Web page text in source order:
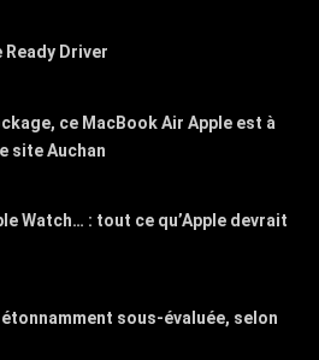
Ready Driver
ce MacBook Air Apple est à
site Auchan
Watch… : tout ce qu’Apple devrait
étonnamment sous-évaluée, selon